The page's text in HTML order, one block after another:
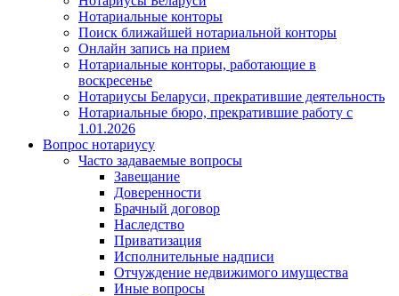
Нотариальные конторы
Поиск ближайшей нотариальной конторы
Онлайн запись на прием
Нотариальные конторы, работающие в
воскресенье
Нотариусы Беларуси, прекратившие деятельность
Нотариальные бюро, прекратившие работу с
1.01.2026
Вопрос нотариусу
Часто задаваемые вопросы
Завещание
Доверенности
Брачный договор
Наследство
Приватизация
Исполнительные надписи
Отчуждение недвижимого имущества
Иные вопросы